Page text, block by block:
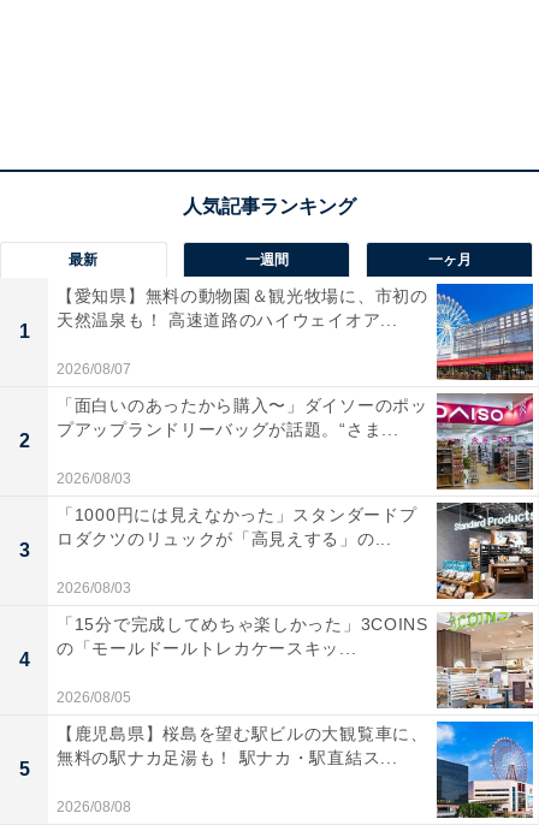
最新 一週間 一ヶ月
1
【愛知県】無料の動物園＆観光牧場に、市初の
天然温泉も！ 高速道路のハイウェイオア...
2026/08/07
2
「面白いのあったから購入〜」ダイソーのポッ
プアップランドリーバッグが話題。“さま...
2026/08/03
3
「1000円には見えなかった」スタンダードプ
ロダクツのリュックが「高見えする」の...
2026/08/03
4
「15分で完成してめちゃ楽しかった」3COINS
の「モールドールトレカケースキッ...
2026/08/05
5
【鹿児島県】桜島を望む駅ビルの大観覧車に、
無料の駅ナカ足湯も！ 駅ナカ・駅直結ス...
2026/08/08